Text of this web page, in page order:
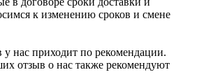
к изменению сроков и смене
у нас приходит по рекомендации.
отзыв о нас также рекомендуют